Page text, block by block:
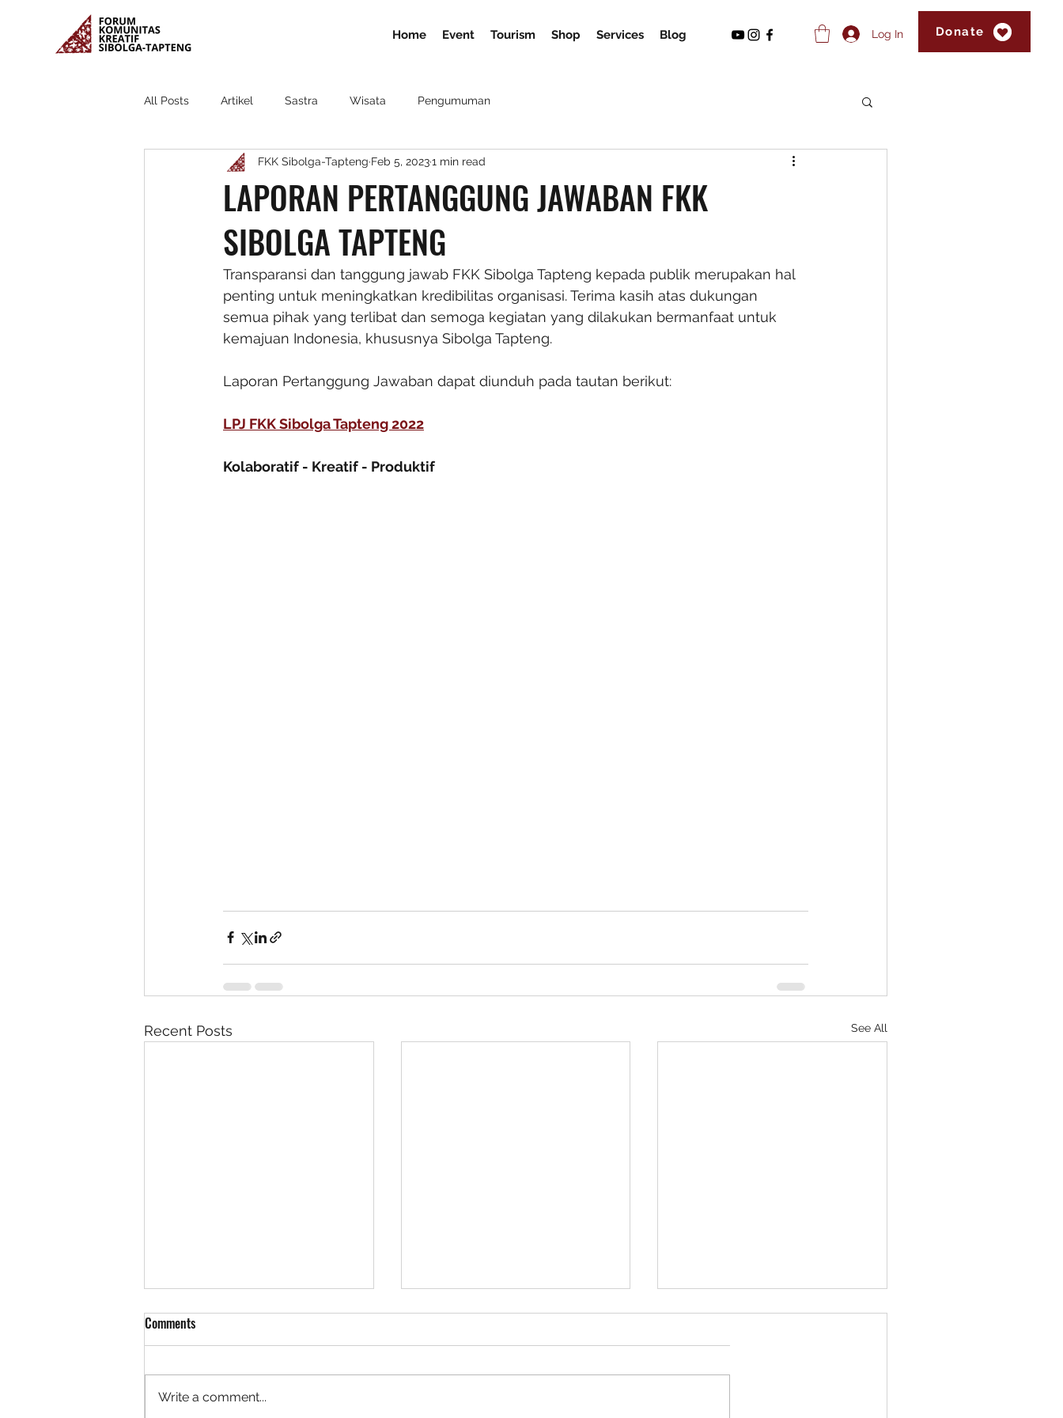
Home Event Tourism Shop Services Blog Log In Donate
All Posts Artikel Sastra Wisata Pengumuman
LAPORAN PERTANGGUNG JAWABAN FKK
SIBOLGA TAPTENG
FKK Sibolga-Tapteng Feb 5, 20231 min read
Transparansi dan tanggung jawab FKK Sibolga Tapteng kepada publik merupakan hal
penting untuk meningkatkan kredibilitas organisasi. Terima kasih atas dukungan
semua pihak yang terlibat dan semoga kegiatan yang dilakukan bermanfaat untuk
kemajuan Indonesia, khususnya Sibolga Tapteng.
Laporan Pertanggung Jawaban dapat diunduh pada tautan berikut:
LPJ FKK Sibolga Tapteng 2022
Kolaboratif - Kreatif - Produktif
Recent Posts See All
Comments
Write a comment...